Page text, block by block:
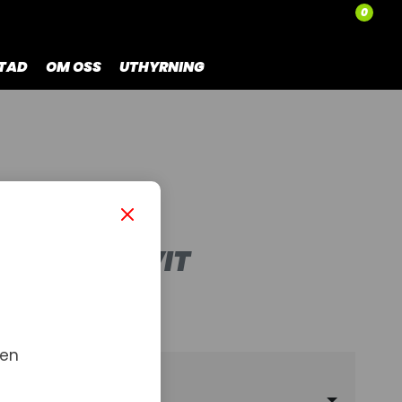
0
OM OSS UTHYRNING
VIT